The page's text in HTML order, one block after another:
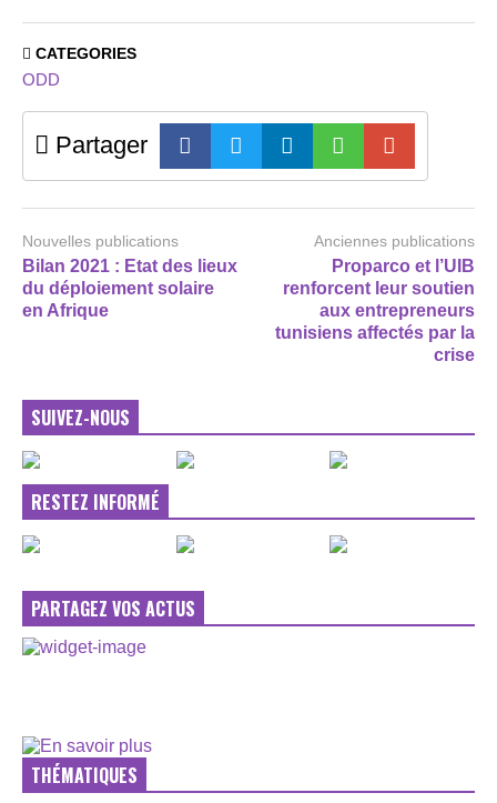
CATEGORIES
ODD
Partager
Nouvelles publications
Bilan 2021 : Etat des lieux
du déploiement solaire
en Afrique
Anciennes publications
Proparco et l’UIB
renforcent leur soutien
aux entrepreneurs
tunisiens affectés par la
crise
SUIVEZ-NOUS
RESTEZ INFORMÉ
PARTAGEZ VOS ACTUS
THÉMATIQUES